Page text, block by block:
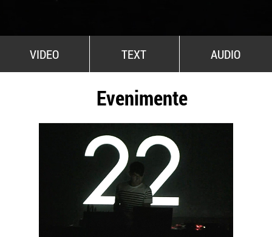
VIDEO TEXT AUDIO
Evenimente